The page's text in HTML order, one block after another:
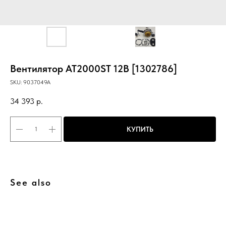
Вентилятор AT2000ST 12В [1302786]
SKU: 9037049A
34 393 р.
КУПИТЬ
See also